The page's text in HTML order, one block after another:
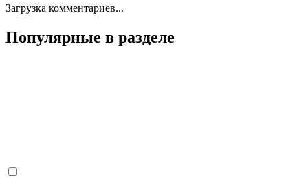
Загрузка комментариев...
Популярные в разделе